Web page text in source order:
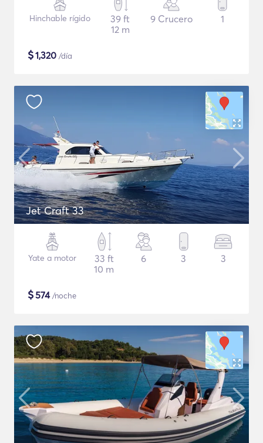
Hinchable rígido
39 ft
12 m
9 Crucero 1
$1,320 /día
Jet Craft 33
Yate a motor
33 ft
10 m
6 3 3
$574/noche